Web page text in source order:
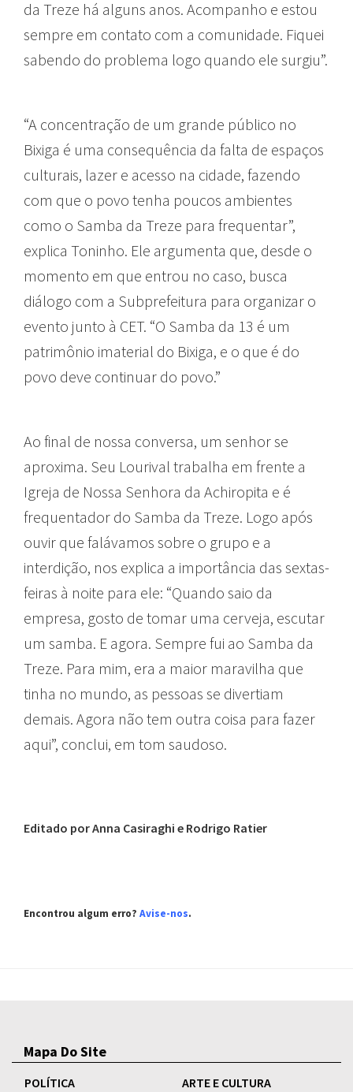
da Treze há alguns anos. Acompanho e estou
sempre em contato com a comunidade. Fiquei
sabendo do problema logo quando ele surgiu”.
“A concentração de um grande público no
Bixiga é uma consequência da falta de espaços
culturais, lazer e acesso na cidade, fazendo
com que o povo tenha poucos ambientes
como o Samba da Treze para frequentar”,
explica Toninho. Ele argumenta que, desde o
momento em que entrou no caso, busca
diálogo com a Subprefeitura para organizar o
evento junto à CET. “O Samba da 13 é um
patrimônio imaterial do Bixiga, e o que é do
povo deve continuar do povo.”
Ao final de nossa conversa, um senhor se
aproxima. Seu Lourival trabalha em frente a
Igreja de Nossa Senhora da Achiropita e é
frequentador do Samba da Treze. Logo após
ouvir que falávamos sobre o grupo e a
interdição, nos explica a importância das sextas-
feiras à noite para ele: “Quando saio da
empresa, gosto de tomar uma cerveja, escutar
um samba. E agora. Sempre fui ao Samba da
Treze. Para mim, era a maior maravilha que
tinha no mundo, as pessoas se divertiam
demais. Agora não tem outra coisa para fazer
aqui”, conclui, em tom saudoso.
Editado por Anna Casiraghi e Rodrigo Ratier
Encontrou algum erro? Avise-nos.
Mapa Do Site
POLÍTICA ARTE E CULTURA